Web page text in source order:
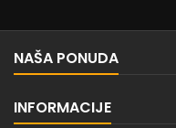
NAŠA PONUDA
INFORMACIJE